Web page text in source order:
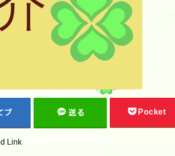
ブ 送る Pocket
Link